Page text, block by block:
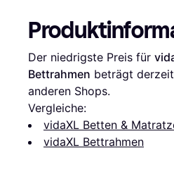
Der niedrigste Preis für
Bettrahmen beträgt derzeit
anderen Shops.
Vergleiche:
vidaXL Betten &
vidaXL Bettrahmen